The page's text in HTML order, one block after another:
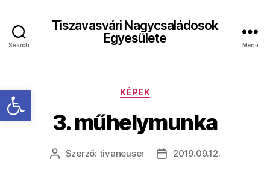
Eszköztár megnyitása
Search
Tiszavasvári Nagycsaládosok
Egyesülete
Menü
Kategóriák
KÉPEK
3. műhelymunka
Bejegyzés
Szerző: tivaneuser
Bejegyzés
2019.09.12.